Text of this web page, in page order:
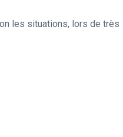
les situations, lors de très